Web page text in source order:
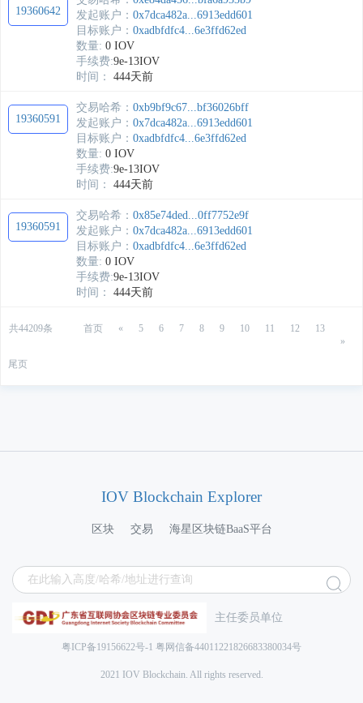
19360642
发起账户： 0x7dca482a...6913edd601
目标账户： 0xadbfdfc4...6e3ffd62ed
数量: 0 IOV
手续费:9e-13IOV
时间：
444天前
19360591
交易哈希： 0xb9bf9c67...bf36026bff
发起账户： 0x7dca482a...6913edd601
目标账户： 0xadbfdfc4...6e3ffd62ed
数量: 0 IOV
手续费:9e-13IOV
时间：
444天前
19360591
交易哈希： 0x85e74ded...0ff7752e9f
发起账户： 0x7dca482a...6913edd601
目标账户： 0xadbfdfc4...6e3ffd62ed
数量: 0 IOV
手续费:9e-13IOV
时间：
444天前
共44209条 首页 « 5 6 7 8 9 10 11 12
13
»
尾页
IOV Blockchain Explorer
区块 交易 海星区块链BaaS平台
主任委员单位
粤ICP备19156622号-1 粤网信备44011221826683380034号
2021 IOV Blockchain. All rights reserved.